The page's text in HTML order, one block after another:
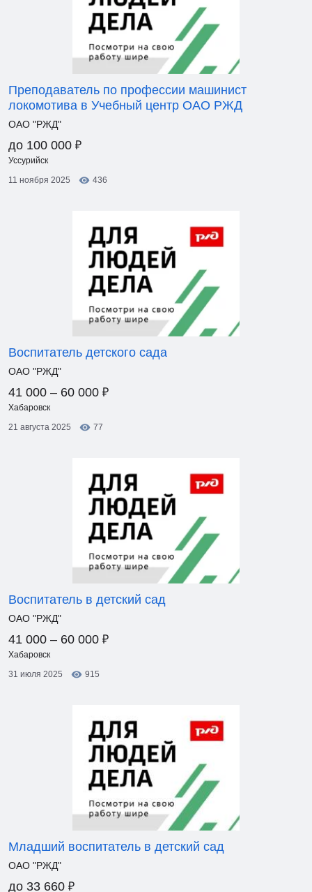
Преподаватель по профессии машинист
локомотива в Учебный центр ОАО РЖД
ОАО "РЖД"
до 100 000 ₽
Уссурийск
11 ноября 2025
436
Воспитатель детского сада
ОАО "РЖД"
41 000 – 60 000 ₽
Хабаровск
21 августа 2025
77
Воспитатель в детский сад
ОАО "РЖД"
41 000 – 60 000 ₽
Хабаровск
31 июля 2025
915
Младший воспитатель в детский сад
ОАО "РЖД"
до 33 660 ₽